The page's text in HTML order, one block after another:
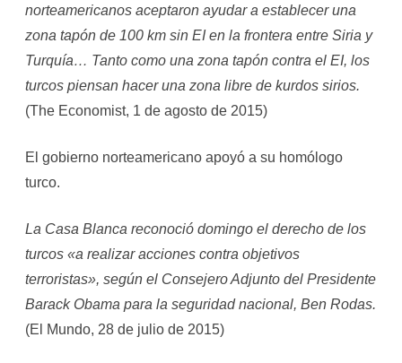
norteamericanos aceptaron ayudar a establecer una
zona tapón de 100 km sin EI en la frontera entre Siria y
Turquía… Tanto como una zona tapón contra el EI, los
turcos piensan hacer una zona libre de kurdos sirios.
(The Economist, 1 de agosto de 2015)
El gobierno norteamericano apoyó a su homólogo
turco.
La Casa Blanca reconoció domingo el derecho de los
turcos «a realizar acciones contra objetivos
terroristas», según el Consejero Adjunto del Presidente
Barack Obama para la seguridad nacional, Ben Rodas.
(El Mundo, 28 de julio de 2015)